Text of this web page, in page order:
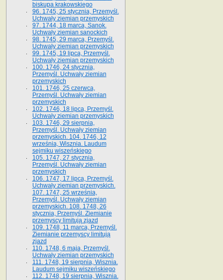
biskupa krakowskiego
96. 1745, 25 stycznia, Przemyśl.
Uchwały ziemian przemyskich
97. 1744, 18 marca, Sanok.
Uchwały ziemian sanockich
98. 1745, 29 marca, Przemyśl.
Uchwały ziemian przemyskich
99. 1745, 19 lipca, Przemyśl.
Uchwały ziemian przemyskich
100. 1746, 24 stycznia,
Przemyśl. Uchwały ziemian
przemyskich
101. 1746, 25 czerwca,
Przemyśl. Uchwały ziemian
przemyskich
102. 1746, 18 lipca, Przemyśl.
Uchwały ziemian przemyskich
103. 1746, 29 sierpnia,
Przemyśl. Uchwały ziemian
przemyskich. 104. 1746, 12
września, Wisznia. Laudum
sejmiku wiszeńskiego
105. 1747, 27 stycznia,
Przemyśl. Uchwały ziemian
przemyskich
106. 1747, 17 lipca, Przemyśl.
Uchwały ziemian przemyskich.
107. 1747, 25 września,
Przemyśl. Uchwały ziemian
przemyskich. 108. 1748, 26
stycznia, Przemyśl. Ziemianie
przemyscy limitują zjazd
109. 1748, 11 marca, Przemyśl.
Ziemianie przemyscy limitują
zjazd
110. 1748, 6 maja, Przemyśl.
Uchwały ziemian przemyskich
111. 1748, 19 sierpnia, Wisznia.
Laudum sejmiku wiszeńskiego
112. 1748, 19 sierpnia, Wisznia.